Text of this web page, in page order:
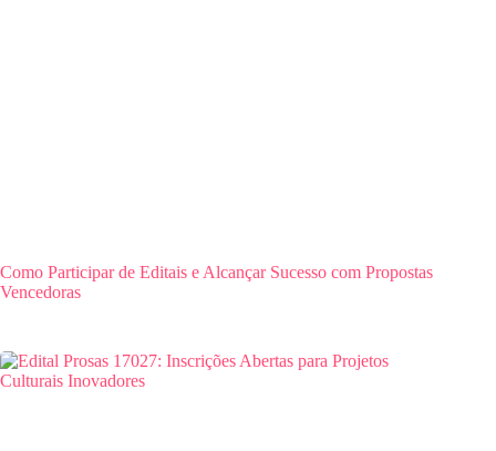
Como Participar de Editais e Alcançar Sucesso com Propostas
Vencedoras